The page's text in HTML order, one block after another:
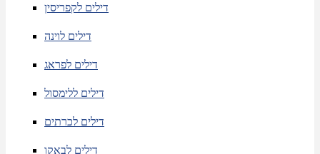
דילים לקפריסין
דילים לוינה
דילים לפראג
דילים ללימסול
דילים לכרתים
דילים לבאקו